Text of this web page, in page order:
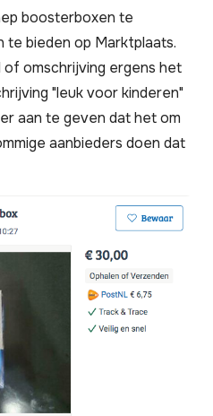
boosterboxen te
te bieden op Marktplaats.
omschrijving ergens het
"leuk voor kinderen"
aan te geven dat het om
aanbieders doen dat